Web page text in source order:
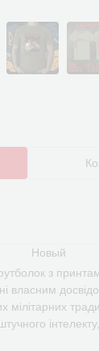
Новый
з
власним
мілітарних